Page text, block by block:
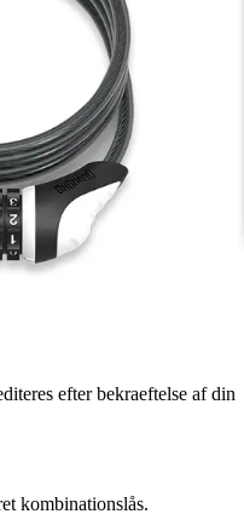
efter bekraeftelse af din
kombinationslås.